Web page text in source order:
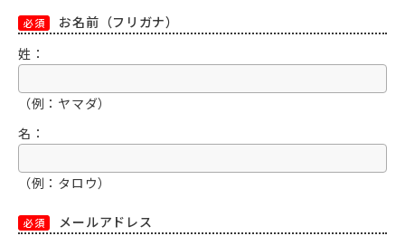
必須
お名前（フリガナ）
姓：
（例：ヤマダ）
名：
（例：タロウ）
必須 メールアドレス